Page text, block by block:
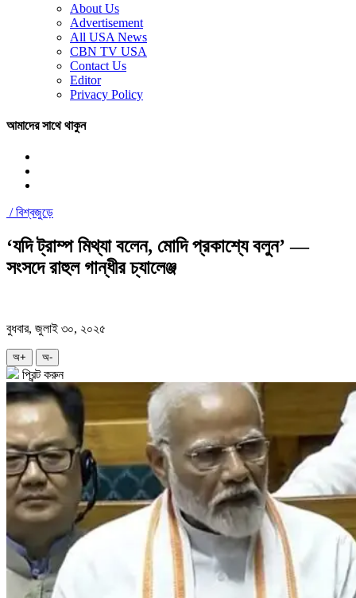
About Us
Advertisement
All USA News
CBN TV USA
Contact Us
Editor
Privacy Policy
আমাদের সাথে থাকুন
/বিশ্বজুড়ে
‘যদি ট্রাম্প মিথ্যা বলেন, মোদি প্রকাশ্যে বলুন’ —
সংসদে রাহুল গান্ধীর চ্যালেঞ্জ
বুধবার, জুলাই ৩০, ২০২৫
অ+ অ-
প্রিন্ট করুন